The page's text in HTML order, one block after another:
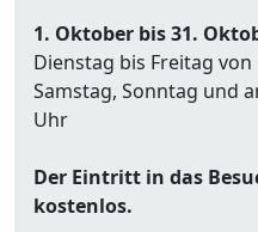
1. Oktober bis 31.
Dienstag bis Freitag von
Samstag, Sonntag und
Uhr
Der Eintritt in das
kostenlos.